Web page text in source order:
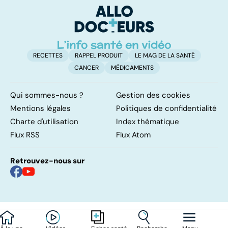
d'angine ?
RECETTES RAPPEL PRODUIT
LE MAG DE LA SANTÉ
CANCER
MÉDICAMENTS
Qui sommes-nous ?
Gestion des cookies
Mentions légales
Politiques de confidentialité
Charte d'utilisation
Index thématique
Flux RSS
Flux Atom
Retrouvez-nous sur